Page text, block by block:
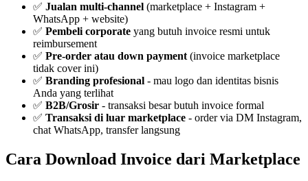
✅ Jualan multi-channel (marketplace + Instagram +
WhatsApp + website)
✅ Pembeli corporate yang butuh invoice resmi untuk
reimbursement
✅ Pre-order atau down payment (invoice marketplace
tidak cover ini)
✅ Branding profesional - mau logo dan identitas bisnis
Anda yang terlihat
✅ B2B/Grosir - transaksi besar butuh invoice formal
✅ Transaksi di luar marketplace - order via DM Instagram,
chat WhatsApp, transfer langsung
Cara Download Invoice dari Marketplace